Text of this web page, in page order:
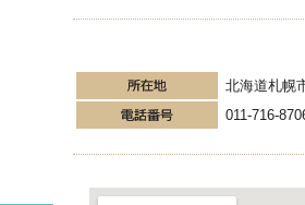
北海道札幌
011-716-